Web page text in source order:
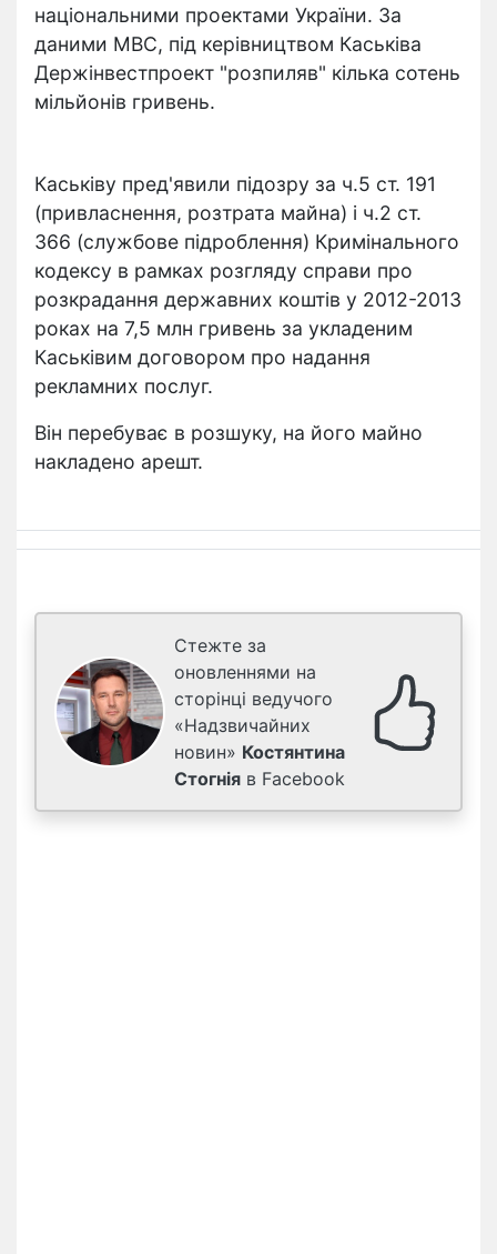
національними проектами України. За
даними МВС, під керівництвом Каськіва
Держінвестпроект "розпиляв" кілька сотень
мільйонів гривень.
Каськіву пред'явили підозру за ч.5 ст. 191
(привласнення, розтрата майна) і ч.2 ст.
366 (службове підроблення) Кримінального
кодексу в рамках розгляду справи про
розкрадання державних коштів у 2012-2013
роках на 7,5 млн гривень за укладеним
Каськівим договором про надання
рекламних послуг.
Він перебуває в розшуку, на його майно
накладено арешт.
Стежте за
оновленнями на
сторінці ведучого
«Надзвичайних
новин» Костянтина
Стогнія в Facebook